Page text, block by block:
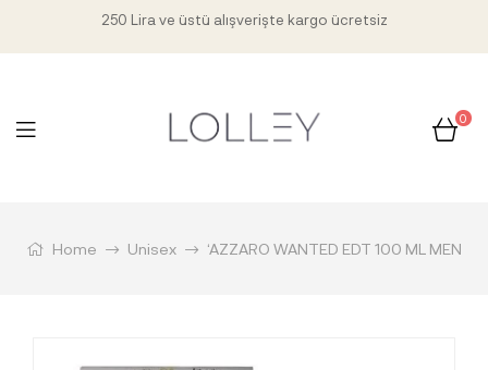
250 Lira ve üstü alışverişte kargo ücretsiz
0
Home Unisex ‘AZZARO WANTED EDT 100 ML MEN